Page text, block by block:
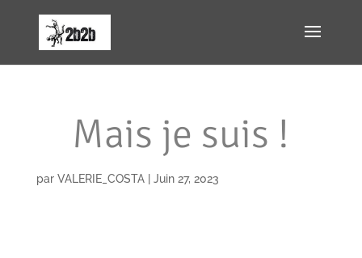
Mais je suis !
par VALERIE_COSTA| Juin 27, 2023